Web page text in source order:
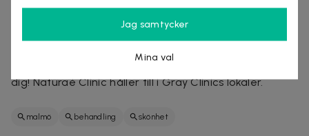
högsta kvalité som utförs av utbildad och certifierad
dig! Naturaé Clinic håller till i Gray Clinics lokaler.
malmö behandling skönhet
Jag samtycker
Mina val